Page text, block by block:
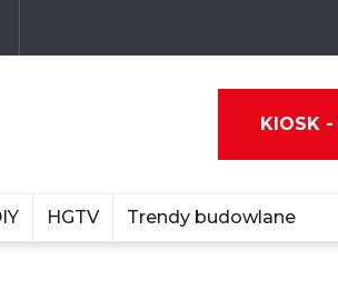
KIOSK -
HGTV Trendy budowlane